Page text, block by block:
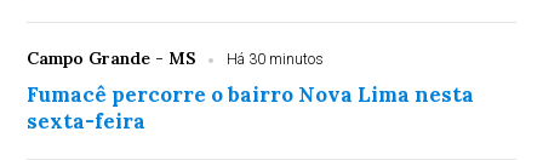
Campo Grande - MS Há 30 minutos
Fumacê percorre o bairro Nova Lima nesta
sexta-feira